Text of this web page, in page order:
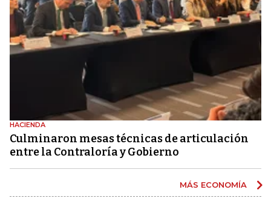
HACIENDA
Culminaron mesas técnicas de articulación
entre la Contraloría y Gobierno
MÁS ECONOMÍA